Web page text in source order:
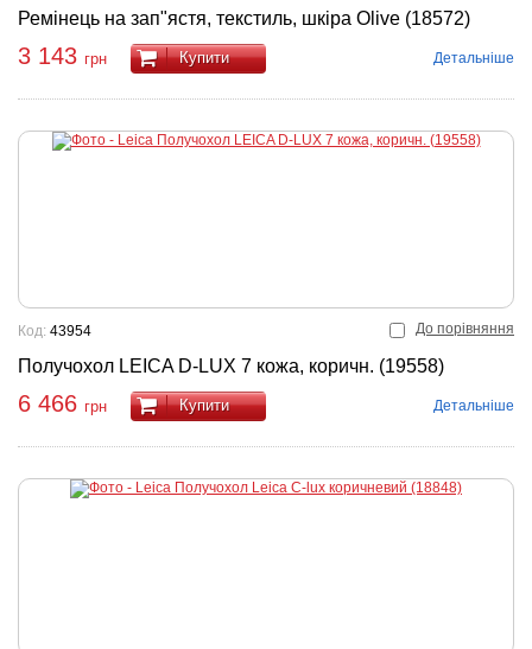
Ремінець на зап"ястя, текстиль, шкіра Olive (18572)
3 143 грн Купити Детальніше
До порівняння
Получохол LEICA D-LUX 7 кожа, коричн. (19558)
Код: 43954
6 466 грн Купити Детальніше